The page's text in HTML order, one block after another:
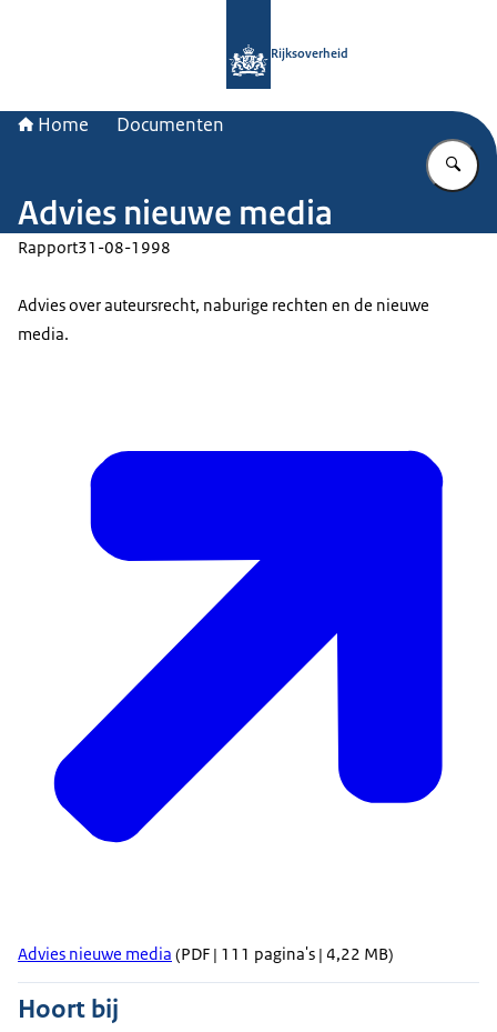
Rijksoverheid
Home Documenten
Advies nieuwe media
Rapport31-08-1998
Advies over auteursrecht, naburige rechten en de nieuwe
media.
Advies nieuwe media (PDF | 111 pagina's | 4,22 MB)
Hoort bij